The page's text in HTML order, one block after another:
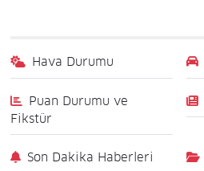
Hava Durumu
Puan Durumu ve
Fikstür
Son Dakika Haberleri